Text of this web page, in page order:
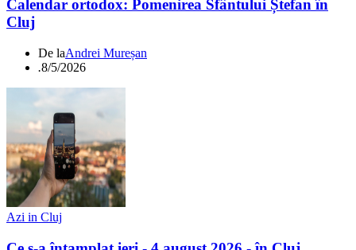
Calendar ortodox: Pomenirea Sfântului Ștefan în
Cluj
De laAndrei Mureșan
.8/5/2026
Azi in Cluj